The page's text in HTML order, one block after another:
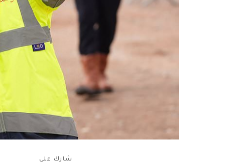
شارك على